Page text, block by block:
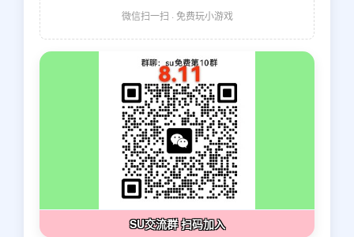
微信扫一扫 · 免费玩小游戏
SU交流群 扫码加入